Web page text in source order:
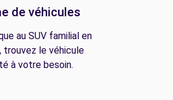
de véhicules
au SUV familial en
trouvez le véhicule
à votre besoin.